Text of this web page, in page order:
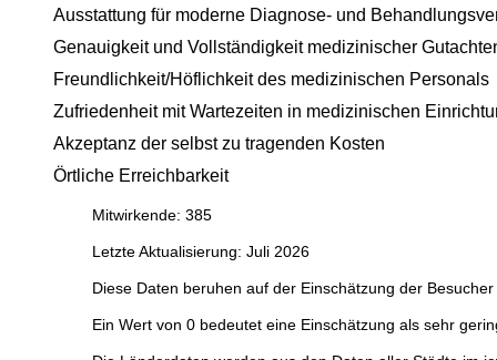
Ausstattung für moderne Diagnose- und
Genauigkeit und Vollständigkeit medizinischer
Freundlichkeit/Höflichkeit des medizinischen Personals
Zufriedenheit mit Wartezeiten in medizinischen
Akzeptanz der selbst zu tragenden Kosten
Örtliche Erreichbarkeit
Mitwirkende: 385
Letzte Aktualisierung: Juli 2026
Diese Daten beruhen auf der Einschätzung der
Ein Wert von 0 bedeutet eine Einschätzung als sehr